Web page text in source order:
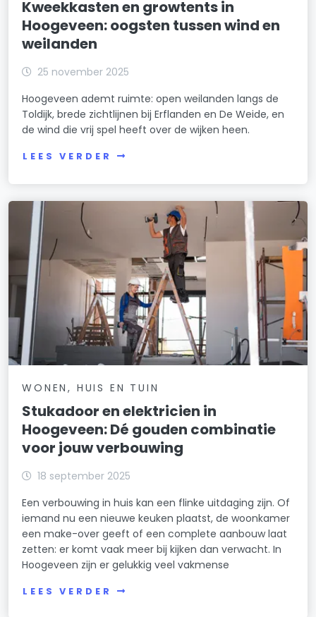
Kweekkasten en growtents in
Hoogeveen: oogsten tussen wind en
weilanden
25 november 2025
Hoogeveen ademt ruimte: open weilanden langs de
Toldijk, brede zichtlijnen bij Erflanden en De Weide, en
de wind die vrij spel heeft over de wijken heen.
LEES VERDER
WONEN, HUIS EN TUIN
Stukadoor en elektricien in
Hoogeveen: Dé gouden combinatie
voor jouw verbouwing
18 september 2025
Een verbouwing in huis kan een flinke uitdaging zijn. Of
iemand nu een nieuwe keuken plaatst, de woonkamer
een make-over geeft of een complete aanbouw laat
zetten: er komt vaak meer bij kijken dan verwacht. In
Hoogeveen zijn er gelukkig veel vakmense
LEES VERDER